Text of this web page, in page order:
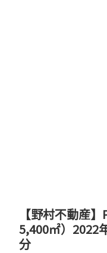
【野村不動産
5,400㎡）2022
分